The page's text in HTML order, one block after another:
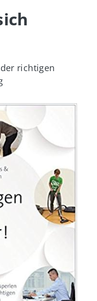
richtigen